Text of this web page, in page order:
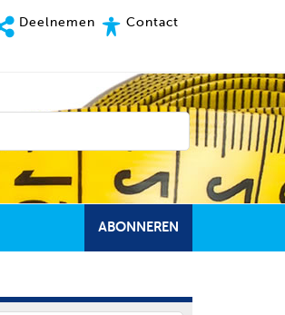
Deelnemen Contact
ABONNEREN